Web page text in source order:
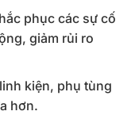
phục các sự cố
giảm rủi ro
kiện, phụ tùng
hơn.